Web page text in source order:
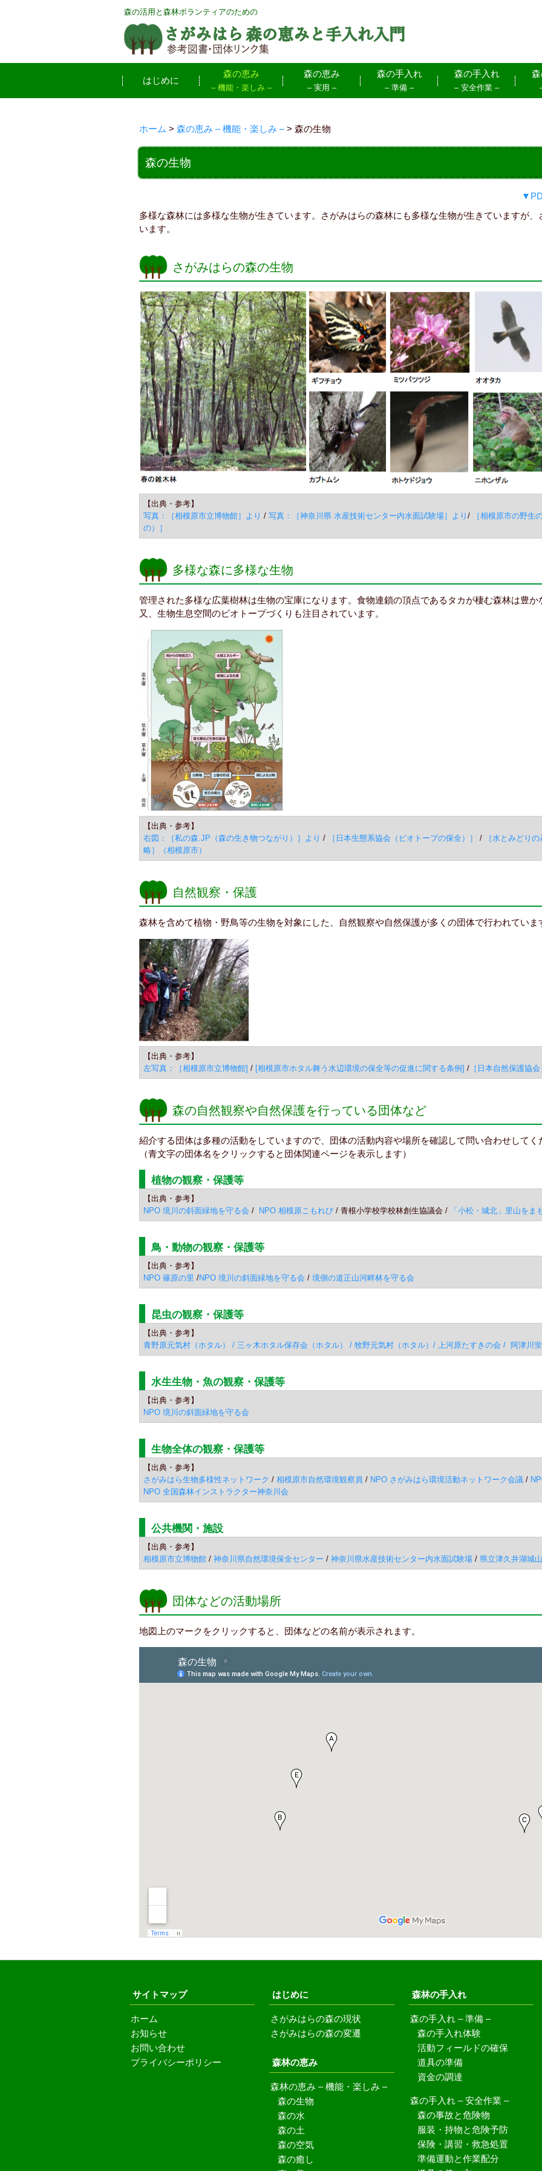
森の活用と森林ボランティアのための
はじめに
森の恵み
– 機能・楽しみ –
森の恵み
– 実用 –
森の手入れ
– 準備 –
森の手入れ
– 安全作業 –
ホーム > 森の恵み – 機能・楽しみ –> 森の生物
森の生物
多様な森林には多様な生物が生きています。さがみはらの森林にも多様な生物が生きていますが
います。
さがみはらの森の生物
【出典・参考】
写真：［相模原市立博物館］より / 写真：［神奈川県 水産技術センター内水面試験場］より / ［相模原市の野生
の）］
多様な森に多様な生物
管理された多様な広葉樹林は生物の宝庫になります。食物連鎖の頂点であるタカが棲む森林は豊か
又、生物生息空間のビオトープづくりも注目されています。
【出典・参考】
右図：［私の森.JP（森の生き物つながり）］より / ［日本生態系協会（ビオトープの保全）］ /
［水とみどり
略］（相模原市）
自然観察・保護
森林を含めて植物・野鳥等の生物を対象にした、自然観察や自然保護が多くの団体で行われていま
【出典・参考】
左写真：［相模原市立博物館] / [相模原市ホタル舞う水辺環境の保全等の促進に関する条例] /［日本自然保護協会
森の自然観察や自然保護を行っている団体など
紹介する団体は多種の活動をしていますので、団体の活動内容や場所を確認して問い合わせしてく
（青文字の団体名をクリックすると団体関連ページを表示します）
植物の観察・保護等
【出典・参考】
NPO 境川の斜面緑地を守る会 / NPO 相模原こもれび/ 青根小学校学校林創生協議会 / 「小松・城北」里山をま
鳥・動物の観察・保護等
【出典・参考】
NPO 篠原の里 /NPO 境川の斜面緑地を守る会 / 境側の道正山河畔林を守る会
昆虫の観察・保護等
【出典・参考】
青野原元気村（ホタル） / 三ヶ木ホタル保存会（ホタル） / 牧野元気村（ホタル）/ 上河原たすきの会 / 阿津川蛍
水生生物・魚の観察・保護等
【出典・参考】
NPO 境川の斜面緑地を守る会
生物全体の観察・保護等
【出典・参考】
さがみはら生物多様性ネットワーク / 相模原市自然環境観察員 /NPO さがみはら環境活動ネットワーク会議 /
NPO 全国森林インストラクター神奈川会
公共機関・施設
【出典・参考】
相模原市立博物館/ 神奈川県自然環境保全センター / 神奈川県水産技術センター内水面試験場/ 県立津久井湖城
団体などの活動場所
地図上のマークをクリックすると、団体などの名前が表示されます。
サイトマップ
ホーム
お知らせ
お問い合わせ
プライバシーポリシー
はじめに
さがみはらの森の現状
さがみはらの森の変遷
森林の恵み
森林の恵み – 機能・楽しみ –
森の生物
森の水
森の土
森の空気
森の癒し
森林の手入れ
森の手入れ – 準備 –
森の手入れ体験
活動フィールドの確保
道具の準備
資金の調達
森の手入れ – 安全作業 –
森の事故と危険物
服装・持物と危険予防
保険・講習・救急処置
準備運動と作業配分